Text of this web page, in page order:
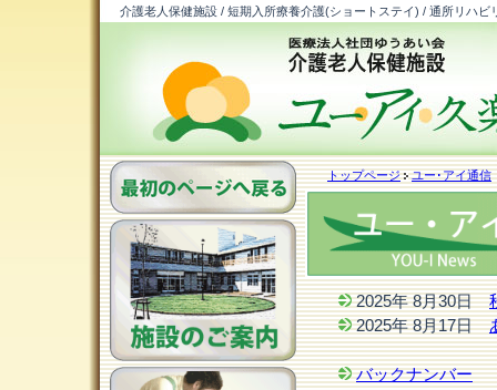
介護老人保健施設 / 短期入所療養介護(ショートステイ) / 通所リハ
トップページ ユー･アイ通信
2025年 8月30日
2025年 8月17日
バックナンバー